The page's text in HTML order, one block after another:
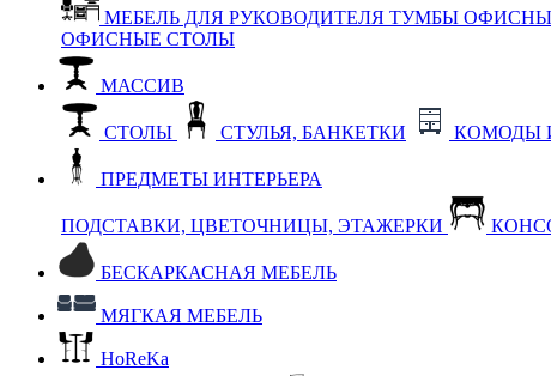
МЕБЕЛЬ ДЛЯ РУКОВОДИТЕЛЯ ТУМБЫ
ОФИСНЫЕ СТОЛЫ
МАССИВ
СТОЛЫ СТУЛЬЯ, БАНКЕТКИ КОМОДЫ
ПРЕДМЕТЫ ИНТЕРЬЕРА
ПОДСТАВКИ, ЦВЕТОЧНИЦЫ, ЭТАЖЕРКИ
БЕСКАРКАСНАЯ МЕБЕЛЬ
МЯГКАЯ МЕБЕЛЬ
HoReKa